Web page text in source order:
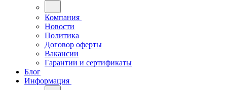
Компания
Новости
Политика
Договор оферты
Вакансии
Гарантии и сертификаты
Блог
Информация